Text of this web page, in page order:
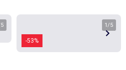
5
-53%
1 /5